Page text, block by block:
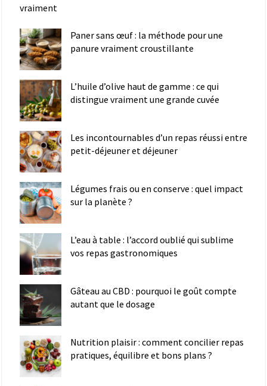
vraiment
Paner sans œuf : la méthode pour une
panure vraiment croustillante
L’huile d’olive haut de gamme : ce qui
distingue vraiment une grande cuvée
Les incontournables d’un repas réussi entre
petit-déjeuner et déjeuner
Légumes frais ou en conserve : quel impact
sur la planète ?
L’eau à table : l’accord oublié qui sublime
vos repas gastronomiques
Gâteau au CBD : pourquoi le goût compte
autant que le dosage
Nutrition plaisir : comment concilier repas
pratiques, équilibre et bons plans ?